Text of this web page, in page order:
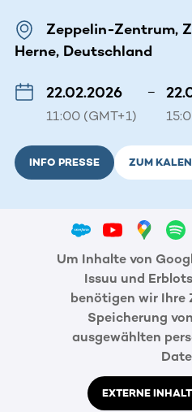
Zeppelin-Zentrum,
Herne, Deutschland
22.02.2026
11:00 (GMT+1)
–
INFO PRESSE ZUM
Um Inhalte von
Issuu und
benötigen wir Ihre
Speicherung
ausgewählten
EXTERNE